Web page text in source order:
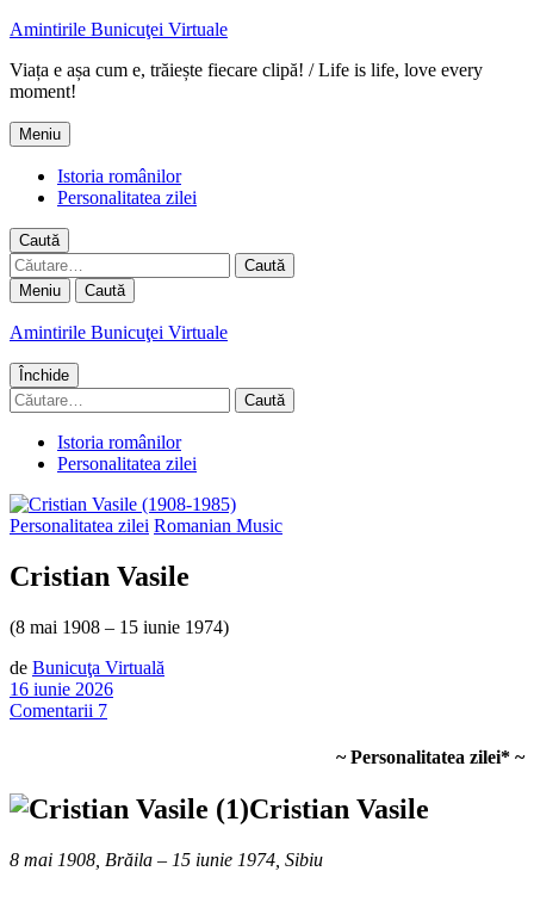
Amintirile Bunicuţei Virtuale
Viața e așa cum e, trăiește fiecare clipă! / Life is life, love every
moment!
Meniu
Istoria românilor
Personalitatea zilei
Caută
Caută
după:
Meniu Caută
Amintirile Bunicuţei Virtuale
Închide
Caută
după:
Istoria românilor
Personalitatea zilei
Personalitatea zilei Romanian Music
Cristian Vasile
(8 mai 1908 – 15 iunie 1974)
de Bunicuţa Virtuală
16 iunie 2026
Comentarii 7
~ Personalitatea zilei* ~
Cristian Vasile
8 mai 1908, Brăila – 15 iunie 1974, Sibiu